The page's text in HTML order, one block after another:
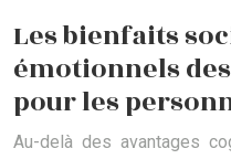
Les bienfaits
émotionnels
pour les
Au-delà des avantages